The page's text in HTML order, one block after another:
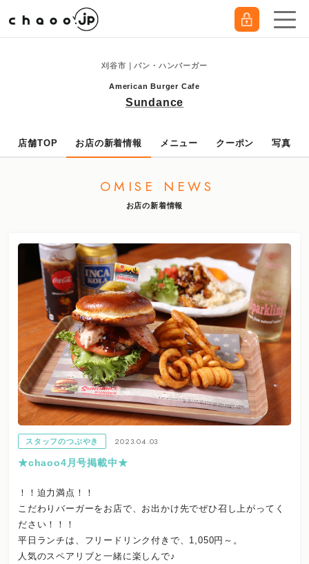
刈谷市｜パン・ハンバーガー
American Burger Cafe
Sundance
店舗TOP お店の新着情報 メニュー クーポン 写真
OMISE NEWS
お店の新着情報
スタッフのつぶやき
2023.04.03
★chaoo4月号掲載中★
！！迫力満点！！
こだわりバーガーをお店で、お出かけ先でぜひ召し上がってく
ださい！！！
平日ランチは、フリードリンク付きで、1,050円～。
人気のスペアリブと一緒に楽しんで♪